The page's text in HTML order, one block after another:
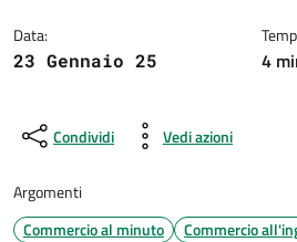
Data:
23 Gennaio 25
4
Condividi Vedi azioni
Argomenti
Commercio al minuto
Commercio